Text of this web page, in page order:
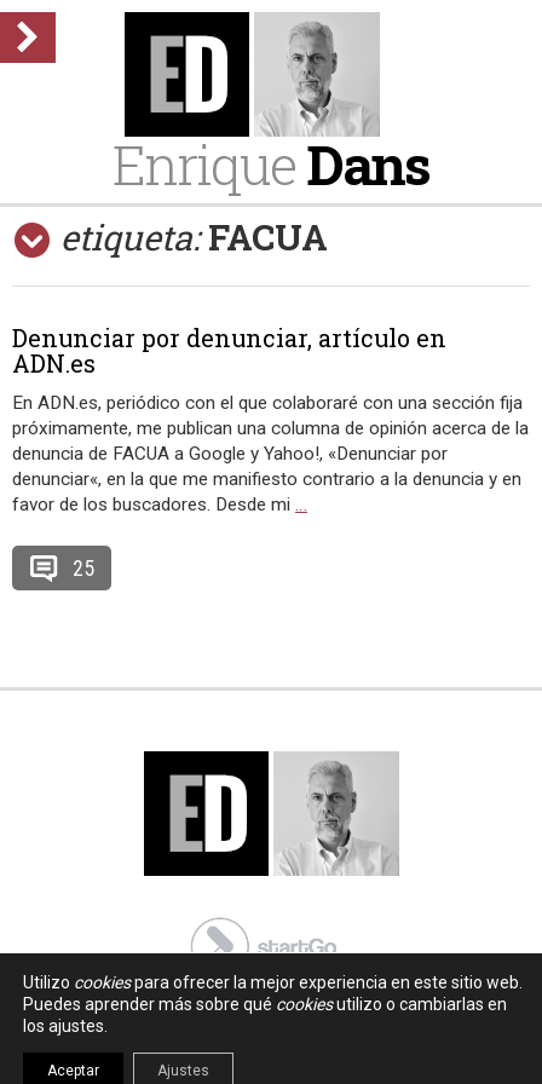
EnriqueDans
etiqueta: FACUA
Denunciar por denunciar, artículo en
ADN.es
En ADN.es, periódico con el que colaboraré con una sección fija
próximamente, me publican una columna de opinión acerca de la
denuncia de FACUA a Google y Yahoo!, «Denunciar por
denunciar«, en la que me manifiesto contrario a la denuncia y en
favor de los buscadores. Desde mi …
25
Utilizo cookiespara ofrecer la mejor experiencia en este sitio web.
Puedes aprender más sobre qué cookiesutilizo o cambiarlas en
los ajustes.
Aceptar Ajustes